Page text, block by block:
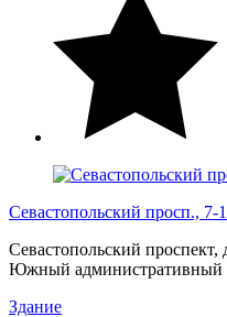
Севастопольский просп., 7-
Севастопольский
Южный административный
Здание